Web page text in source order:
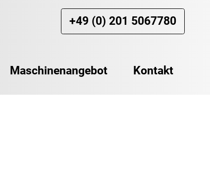
+49 (0) 201 5067780
Maschinenangebot
Baumaschinen
Kontakt